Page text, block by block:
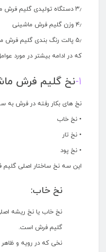
۳٫ دستگاه تولیدی گلیم فرش ماشینی
۴٫ وزن گلیم فرش ماشینی
۵٫ پالت رنگ بندی گلیم فرش ماشینی
که در ادامه بیشتر در مورد
۱- نخ گلیم فرش
نخ های بکار رفته در فرش به
• نخ خاب
• نخ تار
• نخ پود
این سه نخ ساختار اصلی
نخ خاب:
نخ خاب یا نخ ریشه
گلیم فرش است.
نخی که در رویه و